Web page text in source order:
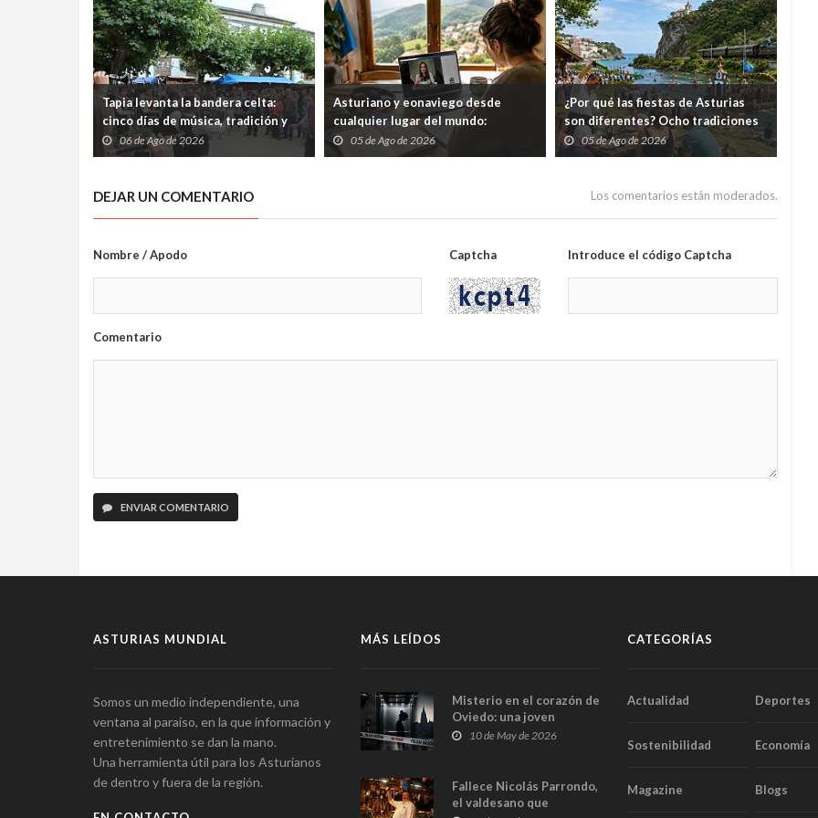
Tapia levanta la bandera celta:
cinco días de música, tradición y
cultura atlántica frente al
Cantábrico
06 de Ago de 2026
Asturiano y eonaviego desde
cualquier lugar del mundo:
abiertos tres cursos gratuitos por
internet
05 de Ago de 2026
¿Por qué las fiestas de Asturias
son diferentes? Ocho tradiciones
que convierten agosto en una
folixa continua
05 de Ago de 2026
DEJAR UN COMENTARIO Los comentarios están moderados.
Nombre / Apodo Captcha Introduce el código Captcha
Comentario
ENVIAR COMENTARIO
ASTURIAS MUNDIAL
Somos un medio independiente, una
ventana al paraíso, en la que información y
entretenimiento se dan la mano.
Una herramienta útil para los Asturianos
de dentro y fuera de la región.
MÁS LEÍDOS
Misterio en el corazón de
Oviedo: una joven
aparece muerta dentro
captan sus últimos
minutos
10 de May de 2026
Fallece Nicolás Parrondo,
el valdesano que
CATEGORÍAS
Actualidad Deportes
Sostenibilidad Economía
Magazine Blogs